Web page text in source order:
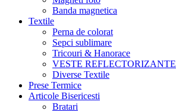
Banda magnetica
Textile
Perna de colorat
Sepci sublimare
Tricouri & Hanorace
VESTE REFLECTORIZANTE
Diverse Textile
Prese Termice
Articole Bisericesti
Bratari